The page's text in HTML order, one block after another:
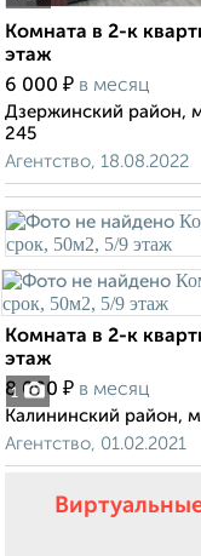
Комната в 2-к
этаж
6 000 ₽ в месяц
Дзержинский район,
245
Агентство, 18.08.2022
1
Комната в 2-к
этаж
8 000 ₽ в месяц
Калининский район,
Агентство, 01.02.2021